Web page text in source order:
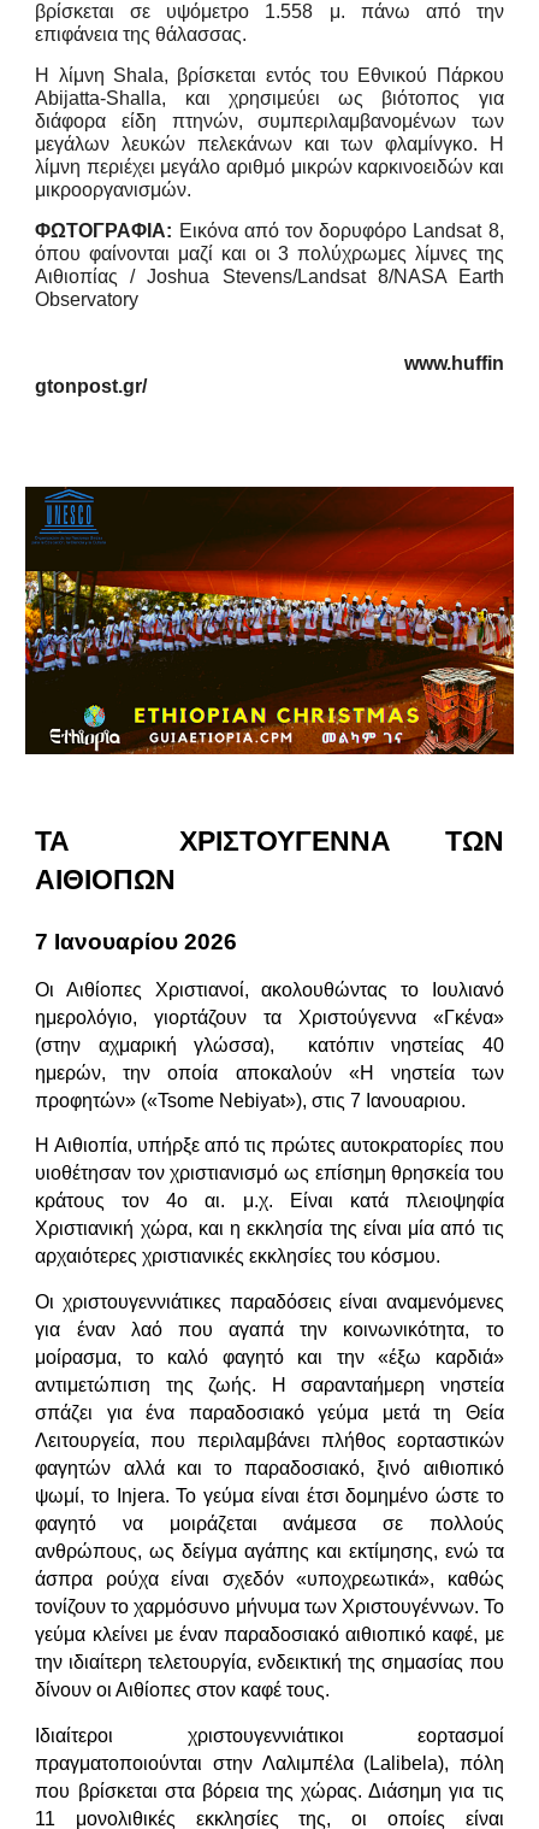
βρίσκεται σε υψόμετρο 1.558 μ. πάνω από την
επιφάνεια της θάλασσας.
Η λίμνη Shala, βρίσκεται εντός του Εθνικού Πάρκου
Abijatta-Shalla, και χρησιμεύει ως βιότοπος για
διάφορα είδη πτηνών, συμπεριλαμβανομένων των
μεγάλων λευκών πελεκάνων και των φλαμίνγκο. Η
λίμνη περιέχει μεγάλο αριθμό μικρών καρκινοειδών και
μικροοργανισμών.
ΦΩΤΟΓΡΑΦΙΑ: Εικόνα από τον δορυφόρο Landsat 8,
όπου φαίνονται μαζί και οι 3 πολύχρωμες λίμνες της
Αιθιοπίας / Joshua Stevens/Landsat 8/NASA Earth
Observatory
www.huffin
gtonpost.gr/
ΤΑ ΧΡΙΣΤΟΥΓΕΝΝΑ ΤΩΝ
ΑΙΘΙΟΠΩΝ
7 Ιανουαρίου 2026
Οι Αιθίοπες Χριστιανοί, ακολουθώντας το Ιουλιανό
ημερολόγιο, γιορτάζουν τα Χριστούγεννα «Γκένα»
(στην αχμαρική γλώσσα), κατόπιν νηστείας 40
ημερών, την οποία αποκαλούν «Η νηστεία των
προφητών» («Tsome Nebiyat»), στις 7 Ιανουαριου.
Η Αιθιοπία, υπήρξε από τις πρώτες αυτοκρατορίες που
υιοθέτησαν τον χριστιανισμό ως επίσημη θρησκεία του
κράτους τον 4ο αι. μ.χ. Είναι κατά πλειοψηφία
Χριστιανική χώρα, και η εκκλησία της είναι μία από τις
αρχαιότερες χριστιανικές εκκλησίες του κόσμου.
Οι χριστουγεννιάτικες παραδόσεις είναι αναμενόμενες
για έναν λαό που αγαπά την κοινωνικότητα, το
μοίρασμα, το καλό φαγητό και την «έξω καρδιά»
αντιμετώπιση της ζωής. Η σαρανταήμερη νηστεία
σπάζει για ένα παραδοσιακό γεύμα μετά τη Θεία
Λειτουργεία, που περιλαμβάνει πλήθος εορταστικών
φαγητών αλλά και το παραδοσιακό, ξινό αιθιοπικό
ψωμί, το Injera. Το γεύμα είναι έτσι δομημένο ώστε το
φαγητό να μοιράζεται ανάμεσα σε πολλούς
ανθρώπους, ως δείγμα αγάπης και εκτίμησης, ενώ τα
άσπρα ρούχα είναι σχεδόν «υποχρεωτικά», καθώς
τονίζουν το χαρμόσυνο μήνυμα των Χριστουγέννων. Το
γεύμα κλείνει με έναν παραδοσιακό αιθιοπικό καφέ, με
την ιδιαίτερη τελετουργία, ενδεικτική της σημασίας που
δίνουν οι Αιθίοπες στον καφέ τους.
Ιδιαίτεροι χριστουγεννιάτικοι εορτασμοί
πραγματοποιούνται στην Λαλιμπέλα (Lalibela), πόλη
που βρίσκεται στα βόρεια της χώρας. Διάσημη για τις
11 μονολιθικές εκκλησίες της, οι οποίες είναι